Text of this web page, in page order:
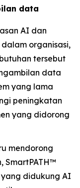
data
AI dan
organisasi,
tersebut
data
yang lama
peningkatan
yang didorong
mendorong
SmartPATH™
didukung AI